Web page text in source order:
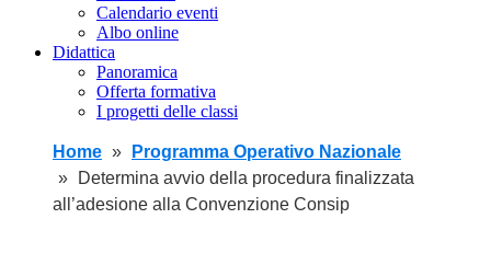
Calendario eventi
Albo online
Didattica
Panoramica
Offerta formativa
I progetti delle classi
Home
Programma Operativo Nazionale
Determina avvio della procedura finalizzata
all’adesione alla Convenzione Consip